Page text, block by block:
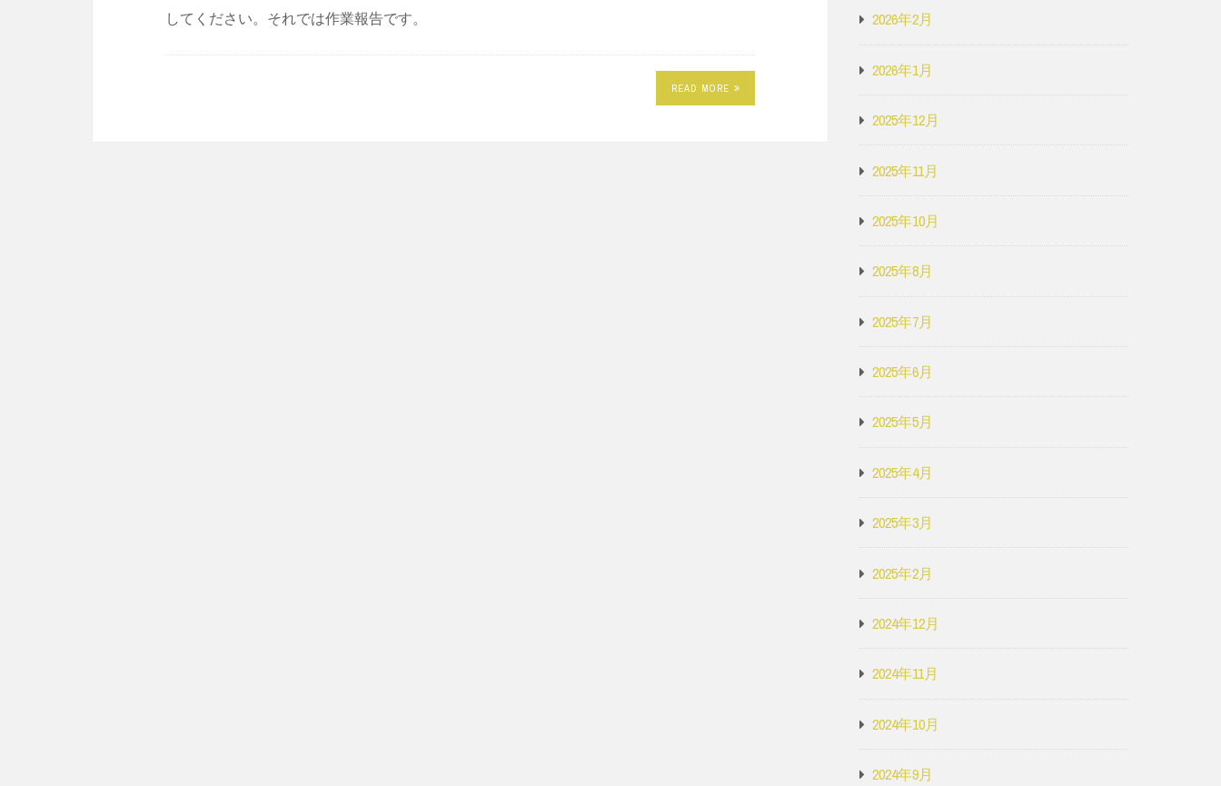
してください。それでは作業報告です。
READ MORE
2026年2月
2026年1月
2025年12月
2025年11月
2025年10月
2025年8月
2025年7月
2025年6月
2025年5月
2025年4月
2025年3月
2025年2月
2024年12月
2024年11月
2024年10月
2024年9月